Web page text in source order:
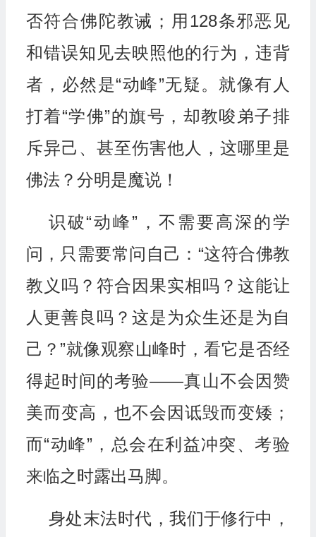
否符合佛陀教诫；用128条邪恶见
和错误知见去映照他的行为，违背
者，必然是“动峰”无疑。就像有人
打着“学佛”的旗号，却教唆弟子排
斥异己、甚至伤害他人，这哪里是
佛法？分明是魔说！
识破“动峰”，不需要高深的学
问，只需要常问自己：“这符合佛教
教义吗？符合因果实相吗？这能让
人更善良吗？这是为众生还是为自
己？”就像观察山峰时，看它是否经
得起时间的考验——真山不会因赞
美而变高，也不会因诋毁而变矮；
而“动峰”，总会在利益冲突、考验
来临之时露出马脚。
身处末法时代，我们于修行中，